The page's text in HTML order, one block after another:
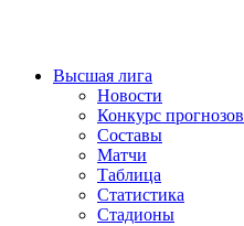
Высшая лига
Новости
Конкурс прогнозов
Составы
Матчи
Таблица
Статистика
Стадионы